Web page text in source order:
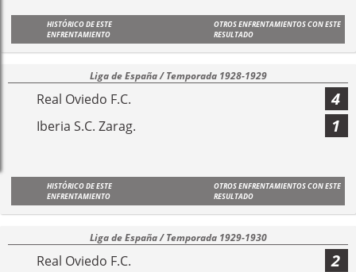
HISTÓRICO DE ESTE
ENFRENTAMIENTO
OTROS ENFRENTAMIENTOS CON ESTE
RESULTADO
Liga de España / Temporada 1928-1929
Real Oviedo F.C. 4
Iberia S.C. Zarag. 1
HISTÓRICO DE ESTE
ENFRENTAMIENTO
OTROS ENFRENTAMIENTOS CON ESTE
RESULTADO
Liga de España / Temporada 1929-1930
Real Oviedo F.C. 2